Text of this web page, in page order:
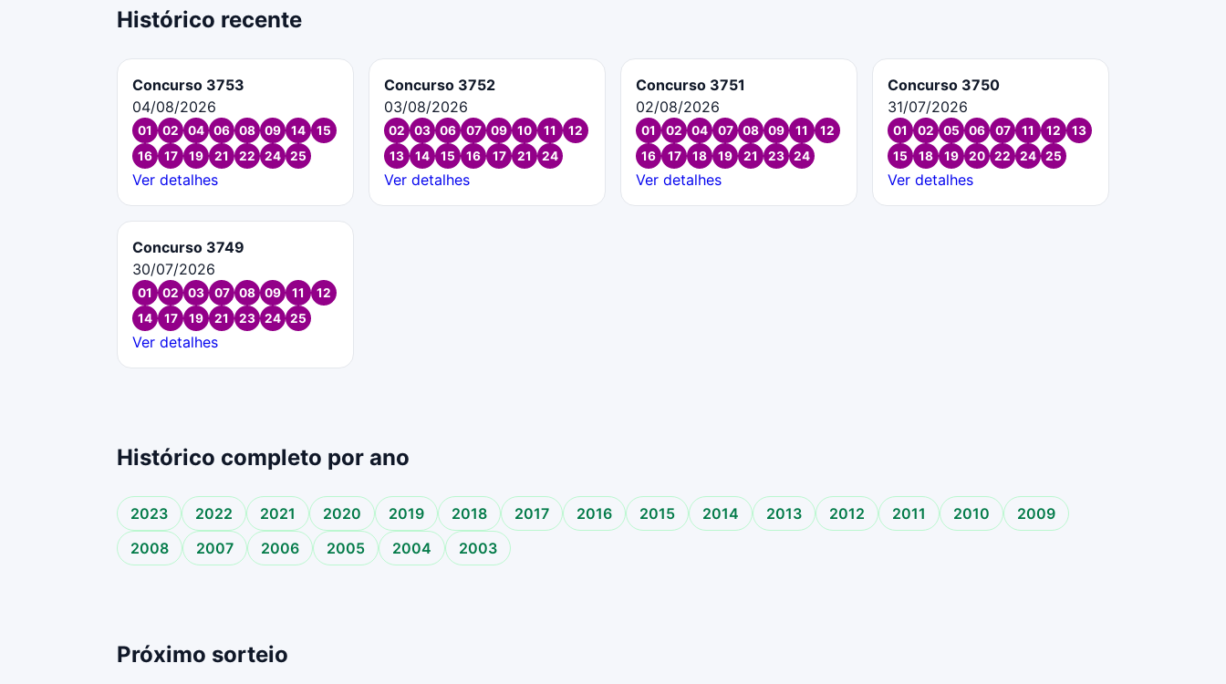
Histórico recente
Concurso 3753
04/08/2026
01 02 04 06 08 09 14
15
16
17 19 21 22 24 25
Ver detalhes
Concurso 3752
03/08/2026
02 03 06 07 09 10 11
12
13
14 15 16 17 21 24
Ver detalhes
Concurso 3751
02/08/2026
01 02 04 07 08 09 11
12
16
17 18 19 21 23 24
Ver detalhes
Concurso 3750
31/07/2026
01 02 05 06 07 11 12
13
15
18 19 20 22 24 25
Ver detalhes
Concurso 3749
30/07/2026
01 02 03 07 08 09 11
12
14
17 19 21 23 24 25
Ver detalhes
Histórico completo por ano
2023 2022 2021 2020 2019 2018 2017 2016 2015 2014 2013 2012 2011 2010
2009
2008
2007 2006 2005 2004 2003
Próximo sorteio